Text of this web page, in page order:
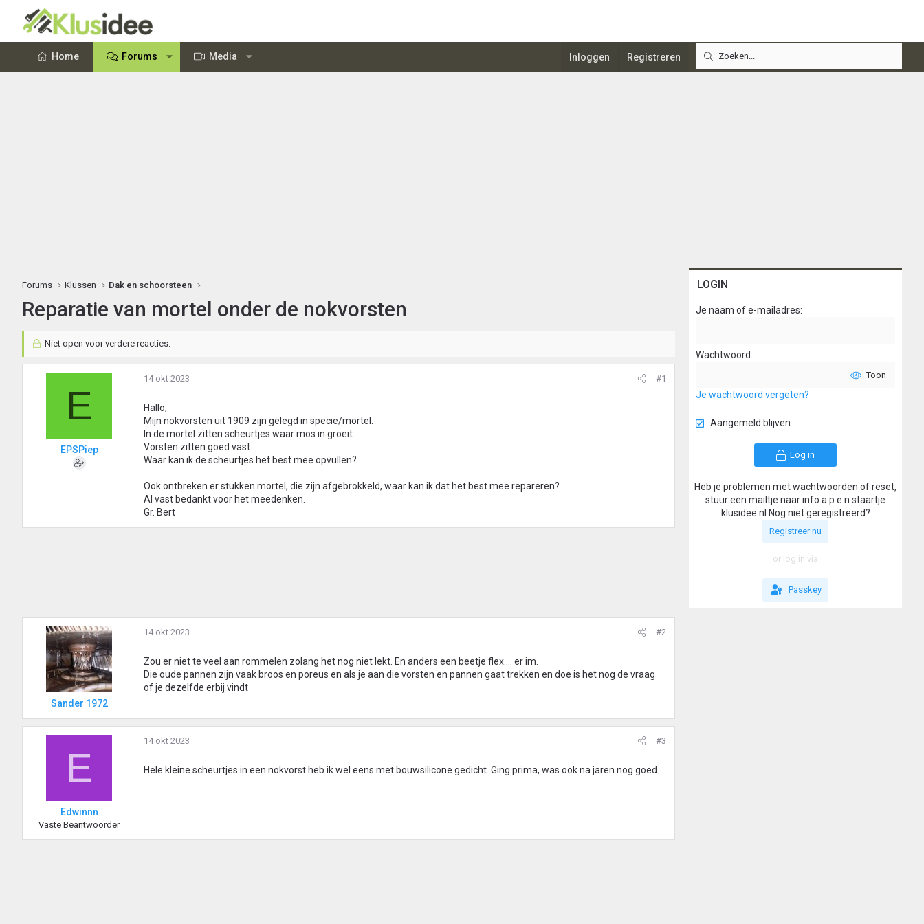
Home Forums Media Inloggen Registreren
Forums Klussen Dak en schoorsteen
Reparatie van mortel onder de nokvorsten
Niet open voor verdere reacties.
E
EPSPiep
14 okt 2023 #1
Hallo,
Mijn nokvorsten uit 1909 zijn gelegd in specie/mortel.
In de mortel zitten scheurtjes waar mos in groeit.
Vorsten zitten goed vast.
Waar kan ik de scheurtjes het best mee opvullen?
Ook ontbreken er stukken mortel, die zijn afgebrokkeld, waar kan ik dat het best mee repareren?
Al vast bedankt voor het meedenken.
Gr. Bert
Sander 1972
14 okt 2023 #2
Zou er niet te veel aan rommelen zolang het nog niet lekt. En anders een beetje flex.... er im.
Die oude pannen zijn vaak broos en poreus en als je aan die vorsten en pannen gaat trekken en doe is het nog de vraag
of je dezelfde erbij vindt
E
Edwinnn
Vaste Beantwoorder
14 okt 2023 #3
Hele kleine scheurtjes in een nokvorst heb ik wel eens met bouwsilicone gedicht. Ging prima, was ook na jaren nog goed.
LOGIN
Je naam of e-mailadres
Wachtwoord
Toon
Je wachtwoord vergeten?
Aangemeld blijven
Log in
Heb je problemen met wachtwoorden of reset,
stuur een mailtje naar info a p e n staartje
klusidee nl Nog niet geregistreerd?
Registreer nu
or log in via
Passkey